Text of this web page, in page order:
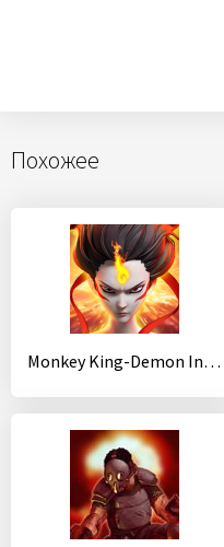
Похожее
Monkey King-Demon Invasion